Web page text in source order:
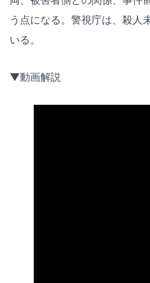
う点になる。警視庁は、殺人
いる。
▼動画解説